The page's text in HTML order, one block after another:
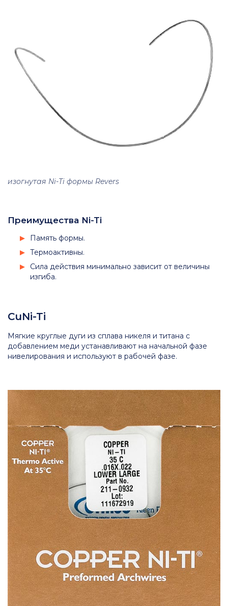
изогнутая Ni-Ti формы Revers
Преимущества Ni-Ti
Память формы.
Термоактивны.
Сила действия минимально зависит от величины
изгиба.
CuNi-Ti
Мягкие круглые дуги из сплава никеля и титана с
добавлением меди устанавливают на начальной фазе
нивелирования и используют в рабочей фазе.